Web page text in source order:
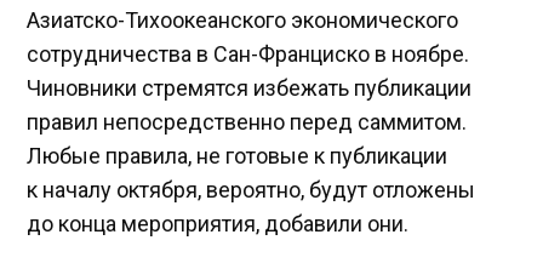
Азиатско-Тихоокеанского экономического
сотрудничества в Сан-Франциско в ноябре.
Чиновники стремятся избежать публикации
правил непосредственно перед саммитом.
Любые правила, не готовые к публикации
к началу октября, вероятно, будут отложены
до конца мероприятия, добавили они.